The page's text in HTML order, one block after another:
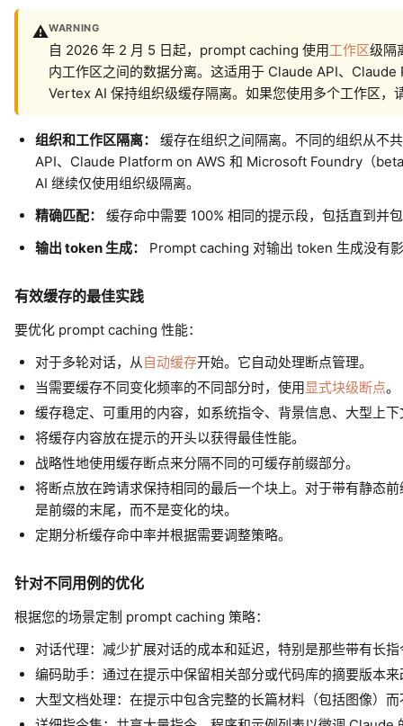
⚠️WARNING
自 2026 年 2 月 5 日起，prompt caching 使用工作区级隔
内工作区之间的数据分离。这适用于 Claude API、
Vertex AI 保持组织级缓存隔离。如果您使用多个工作区，
组织和工作区隔离：
缓存在组织之间隔离。不同的组织从不
API、Claude Platform on AWS 和 Microsoft Foundry（
AI 继续仅使用组织级隔离。
精确匹配：
缓存命中需要 100% 相同的提示段，包括直到并
输出 token 生成：
Prompt caching 对输出 token 生成没有
有效缓存的最佳实践
要优化 prompt caching 性能：
对于多轮对话，从自动缓存开始。它自动处理断点管理。
当需要缓存不同变化频率的不同部分时，使用显式块级断点。
缓存稳定、可重用的内容，如系统指令、背景信息、大型上
将缓存内容放在提示的开头以获得最佳性能。
战略性地使用缓存断点来分隔不同的可缓存前缀部分。
将断点放在跨请求保持相同的最后一个块上。对于带有静态
是前缀的末尾，而不是变化的块。
定期分析缓存命中率并根据需要调整策略。
针对不同用例的优化
根据您的场景定制 prompt caching 策略：
对话代理：减少扩展对话的成本和延迟，特别是那些带有长
编码助手：通过在提示中保留相关部分或代码库的摘要版本
大型文档处理：在提示中包含完整的长篇材料（包括图像）